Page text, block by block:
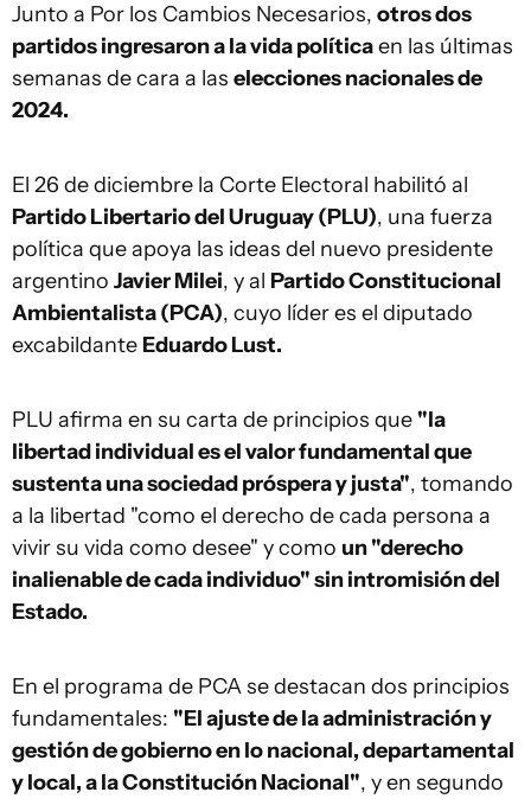
Junto a Por los Cambios Necesarios, otros dos
partidos ingresaron a la vida políticaen las últimas
semanas de cara a las elecciones nacionales de
2024.
El 26 de diciembre la Corte Electoral habilitó al
Partido Libertario del Uruguay (PLU), una fuerza
política que apoya las ideas del nuevo presidente
argentino Javier Milei, y al Partido Constitucional
Ambientalista (PCA), cuyo líder es el diputado
excabildante Eduardo Lust.
PLU afirma en su carta de principios que "la
libertad individual es el valor fundamental que
sustenta una sociedad próspera y justa", tomando
a la libertad "como el derecho de cada persona a
vivir su vida como desee" y como un "derecho
inalienable de cada individuo" sin intromisión del
Estado.
En el programa de PCA se destacan dos principios
fundamentales: "El ajuste de la administración y
gestión de gobierno en lo nacional, departamental
y local, a la Constitución Nacional", y en segundo